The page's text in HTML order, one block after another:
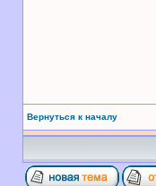
Вернуться к началу